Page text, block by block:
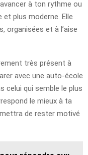
à ton rythme ou
et plus moderne. Elle
organisées et à l’aise
très présent à
avec une auto-école
celui qui semble le plus
le mieux à ta
de rester motivé